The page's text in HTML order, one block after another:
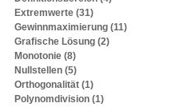
Extremwerte (31)
Gewinnmaximierung (11)
Grafische Lösung (2)
Monotonie (8)
Nullstellen (5)
Orthogonalität (1)
Polynomdivision (1)